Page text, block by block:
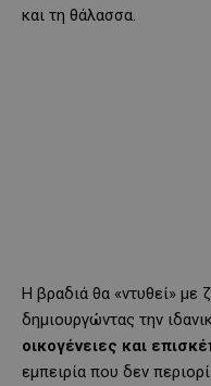
και τη θάλασσα.
Η βραδιά θα «ντυθεί» με
δημιουργώντας την
οικογένειες και
εμπειρία που δεν